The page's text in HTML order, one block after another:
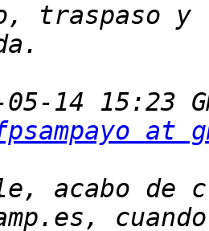
traspaso
05-14 15:23
at
acabo de